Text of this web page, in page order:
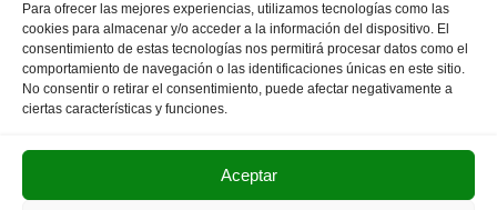
Para ofrecer las mejores experiencias, utilizamos tecnologías como las
cookies para almacenar y/o acceder a la información del dispositivo. El
consentimiento de estas tecnologías nos permitirá procesar datos como el
comportamiento de navegación o las identificaciones únicas en este sitio.
No consentir o retirar el consentimiento, puede afectar negativamente a
ciertas características y funciones.
Aceptar
« PÁGINA ANTERIOR 1 … 11 12